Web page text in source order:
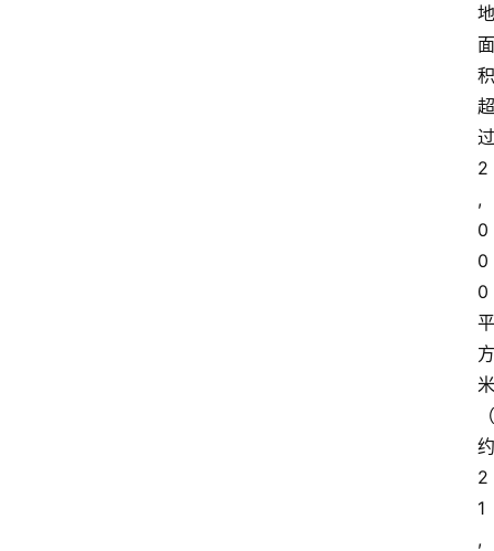
地
面
积
超
过
2
,
0
0
0
平
方
米
（
约
2
1
,